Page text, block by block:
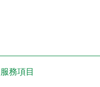
服務項目